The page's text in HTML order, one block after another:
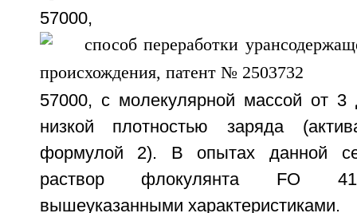
57000,
57000, с молекулярной массой от
низкой плотностью заряда
формулой 2). В опытах данной
раствор флокулянта FO
вышеуказанными характеристиками.